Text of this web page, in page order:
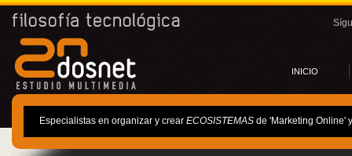
INICIO
Especialistas en organizar y crear ECOSISTEMAS de 'Marketing Online'